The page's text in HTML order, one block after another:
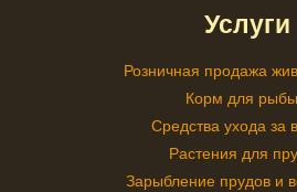
Услуги
Розничная продажа
Корм для рыбы
Средства ухода за
Растения для
Зарыбление прудов и